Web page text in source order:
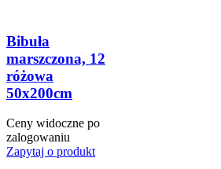
Bibuła
marszczona, 12
różowa
50x200cm
Ceny widoczne po
zalogowaniu
Zapytaj o produkt